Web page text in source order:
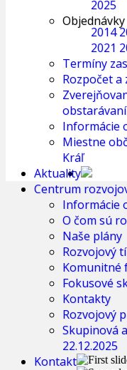
2025
Objednávky
2014
2021
Termíny
Rozpočet a
obstarávaní
Informácie
Miestne
Kráľ
Aktuality
Centrum
Informácie
O čom sú
Naše plány
Rozvojový
Komunitné
Fokusové
Kontakty
Rozvojový
Skupinová
22.12.2025
Kontakt